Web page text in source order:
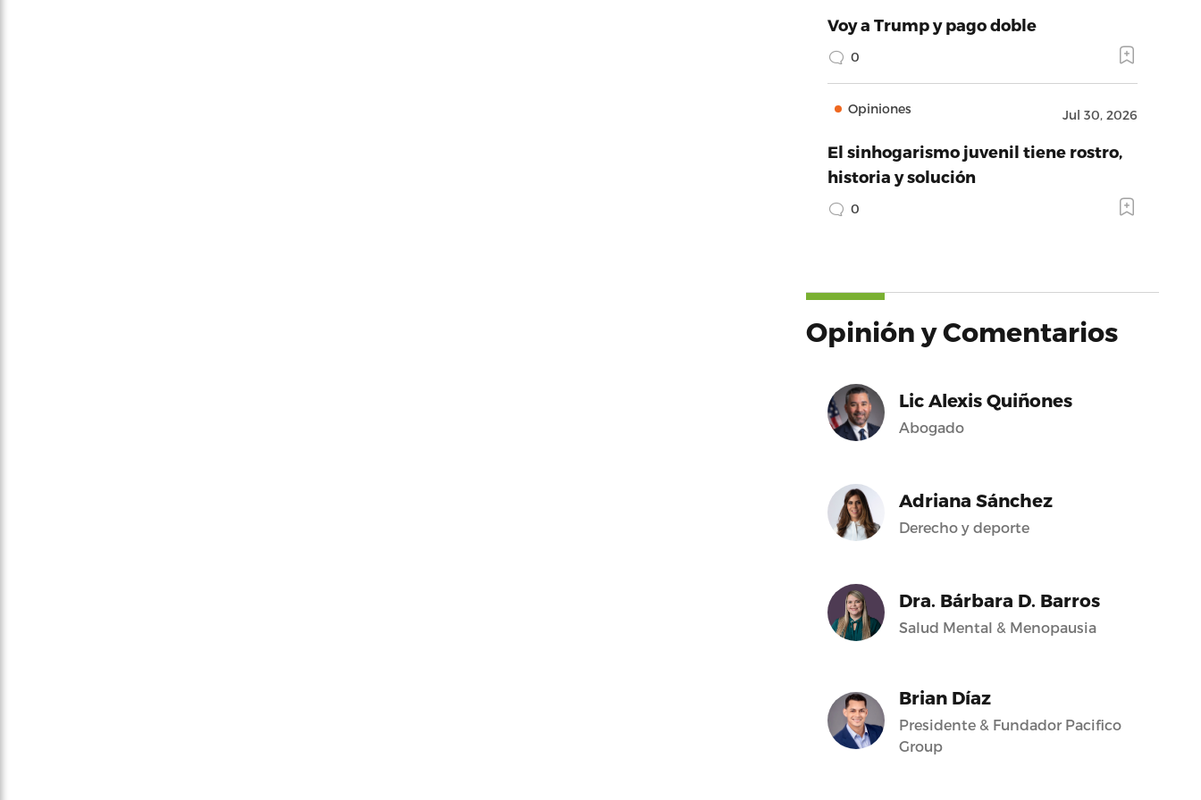
Voy a Trump y pago doble
0
Opiniones Jul 30, 2026
El sinhogarismo juvenil tiene rostro,
historia y solución
0
Opinión y Comentarios
Lic Alexis Quiñones
Abogado
Adriana Sánchez
Derecho y deporte
Dra. Bárbara D. Barros
Salud Mental & Menopausia
Brian Díaz
Presidente & Fundador Pacifico
Group